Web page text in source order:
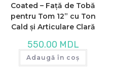
Coated – Față de Tobă
pentru Tom 12” cu Ton
Cald și Articulare Clară
550.00 MDL
Adaugă în coș